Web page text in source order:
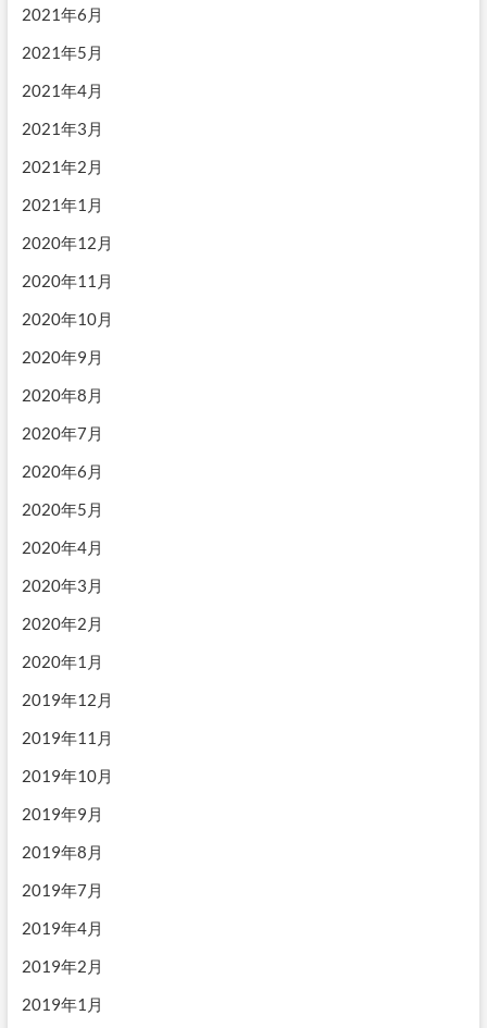
2021年6月
2021年5月
2021年4月
2021年3月
2021年2月
2021年1月
2020年12月
2020年11月
2020年10月
2020年9月
2020年8月
2020年7月
2020年6月
2020年5月
2020年4月
2020年3月
2020年2月
2020年1月
2019年12月
2019年11月
2019年10月
2019年9月
2019年8月
2019年7月
2019年4月
2019年2月
2019年1月